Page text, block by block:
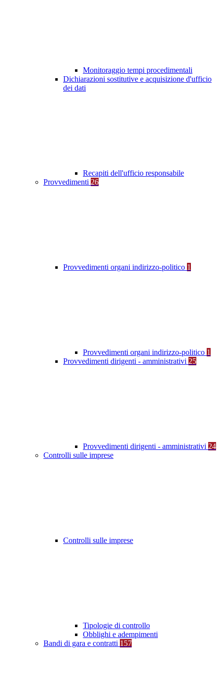
Monitoraggio tempi procedimentali
Dichiarazioni sostitutive e acquisizione d'ufficio
dei dati
Recapiti dell'ufficio responsabile
Provvedimenti 26
Provvedimenti organi indirizzo-politico 1
Provvedimenti organi indirizzo-politico 1
Provvedimenti dirigenti - amministrativi 25
Provvedimenti dirigenti - amministrativi 24
Controlli sulle imprese
Controlli sulle imprese
Tipologie di controllo
Obblighi e adempimenti
Bandi di gara e contratti 157